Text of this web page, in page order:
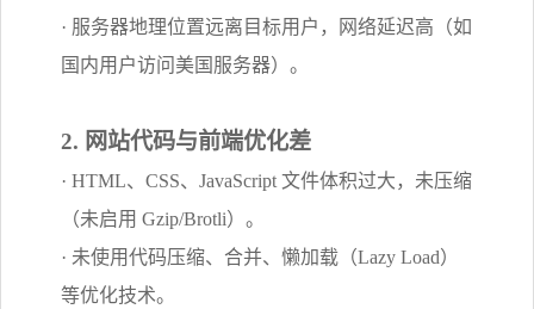
· 服务器地理位置远离目标用户，网络延迟高（如
国内用户访问美国服务器）。
2. 网站代码与前端优化差
· HTML、CSS、JavaScript 文件体积过大，未压缩
（未启用 Gzip/Brotli）。
· 未使用代码压缩、合并、懒加载（Lazy Load）
等优化技术。